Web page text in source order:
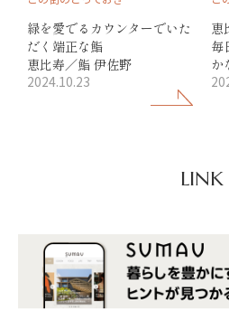
緑を愛でるカウンターでいた
だく端正な鮨
恵比寿／鮨 伊佐野
2024.10.23
恵
毎
か
LINK